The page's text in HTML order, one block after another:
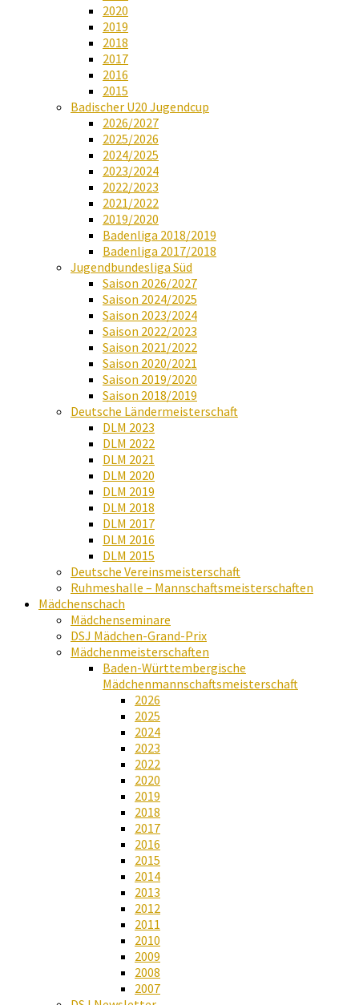
2020
2019
2018
2017
2016
2015
Badischer U20 Jugendcup
2026/2027
2025/2026
2024/2025
2023/2024
2022/2023
2021/2022
2019/2020
Badenliga 2018/2019
Badenliga 2017/2018
Jugendbundesliga Süd
Saison 2026/2027
Saison 2024/2025
Saison 2023/2024
Saison 2022/2023
Saison 2021/2022
Saison 2020/2021
Saison 2019/2020
Saison 2018/2019
Deutsche Ländermeisterschaft
DLM 2023
DLM 2022
DLM 2021
DLM 2020
DLM 2019
DLM 2018
DLM 2017
DLM 2016
DLM 2015
Deutsche Vereinsmeisterschaft
Ruhmeshalle – Mannschaftsmeisterschaften
Mädchenschach
Mädchenseminare
DSJ Mädchen-Grand-Prix
Mädchenmeisterschaften
Baden-Württembergische
Mädchenmannschaftsmeisterschaft
2026
2025
2024
2023
2022
2020
2019
2018
2017
2016
2015
2014
2013
2012
2011
2010
2009
2008
2007